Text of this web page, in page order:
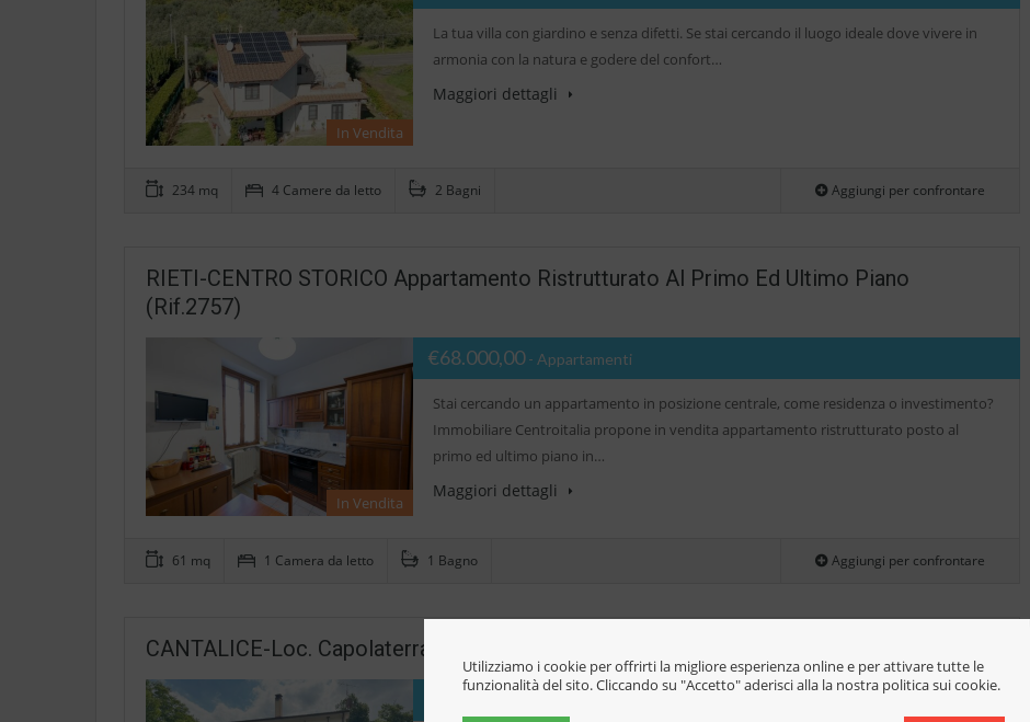
In Vendita
La tua villa con giardino e senza difetti. Se stai cercando il luogo ideale dove vivere in
armonia con la natura e godere del confort…
Maggiori dettagli
234 mq 4 Camere da letto 2 Bagni Aggiungi per confrontare
RIETI-CENTRO STORICO Appartamento Ristrutturato Al Primo Ed Ultimo Piano
(Rif.2757)
In Vendita
€68.000,00- Appartamenti
Stai cercando un appartamento in posizione centrale, come residenza o investimento?
Immobiliare Centroitalia propone in vendita appartamento ristrutturato posto al
primo ed ultimo piano in…
Maggiori dettagli
61 mq 1 Camera da letto 1 Bagno Aggiungi per confrontare
CANTALICE-Loc. Capolaterra Casa Indipendente Su Unico Livello (Rif.2747)
€127.000,00
Utilizziamo i cookie per offrirti la migliore esperienza online e per attivare tutte le
funzionalità del sito. Cliccando su "Accetto" aderisci alla la nostra politica sui cookie.